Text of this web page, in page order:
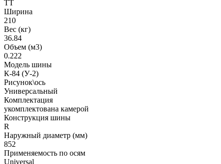
TT
Ширина
210
Вес (кг)
36.84
Объем (м3)
0.222
Модель шины
К-84 (У-2)
Рисунок\ось
Универсальный
Комплектация
укомплектована камерой
Конструкция шины
R
Наружный диаметр (мм)
852
Применяемость по осям
Universal